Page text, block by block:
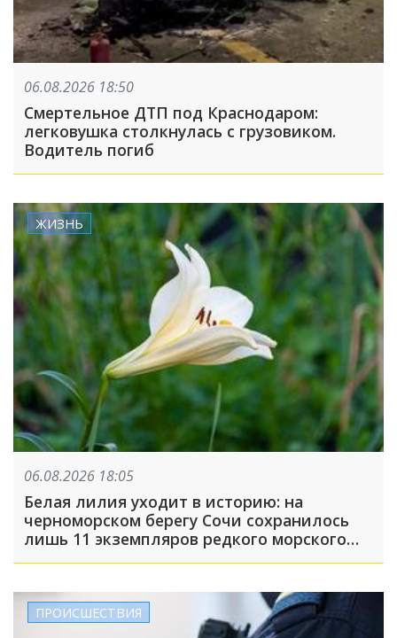
06.08.2026 18:50
Смертельное ДТП под Краснодаром:
легковушка столкнулась с грузовиком.
Водитель погиб
ЖИЗНЬ
06.08.2026 18:05
Белая лилия уходит в историю: на
черноморском берегу Сочи сохранилось
лишь 11 экземпляров редкого морского
нарцисса
ПРОИСШЕСТВИЯ